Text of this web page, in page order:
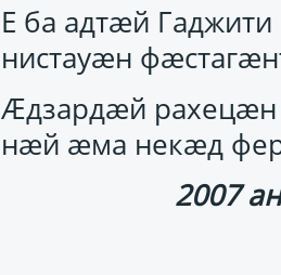
Е ба адтӕй
нистауӕн
Ӕдзардӕй
нӕй ӕма некӕд
2007